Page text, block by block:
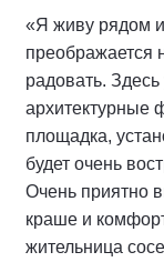
«Я живу рядом
преображается
радовать.
архитектурные
площадка,
будет очень
Очень приятно
краше и
жительница